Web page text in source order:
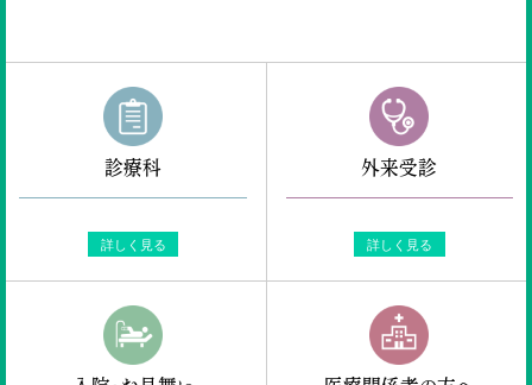
診療科
詳しく見る
外来受診
詳しく見る